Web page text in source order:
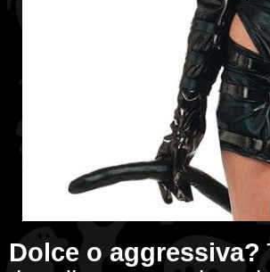
Dolce o aggressiva?